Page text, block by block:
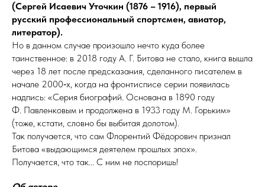
(Сергей Исаевич Уточкин (1876 – 1916), первый
русский профессиональный спортсмен, авиатор,
литератор).
Но в данном случае произошло нечто куда более
таинственное: в 2018 году А. Г. Битова не стало, книга вышла
через 18 лет после предсказания, сделанного писателем в
начале 2000‑х, когда на фрон­тис­пи­се серии появилась
надпись: «Серия биографий. Основана в 1890 го­ду
Ф. Павленковым и продолжена в 1933 году М. Горьким»
(тоже, кстати, словно бы выбитая долотом).
Так получается, что сам Флорентий Фёдорович признал
Битова «выдающимся деятелем прошлых эпох».
Получается, что так... С ним не поспоришь!